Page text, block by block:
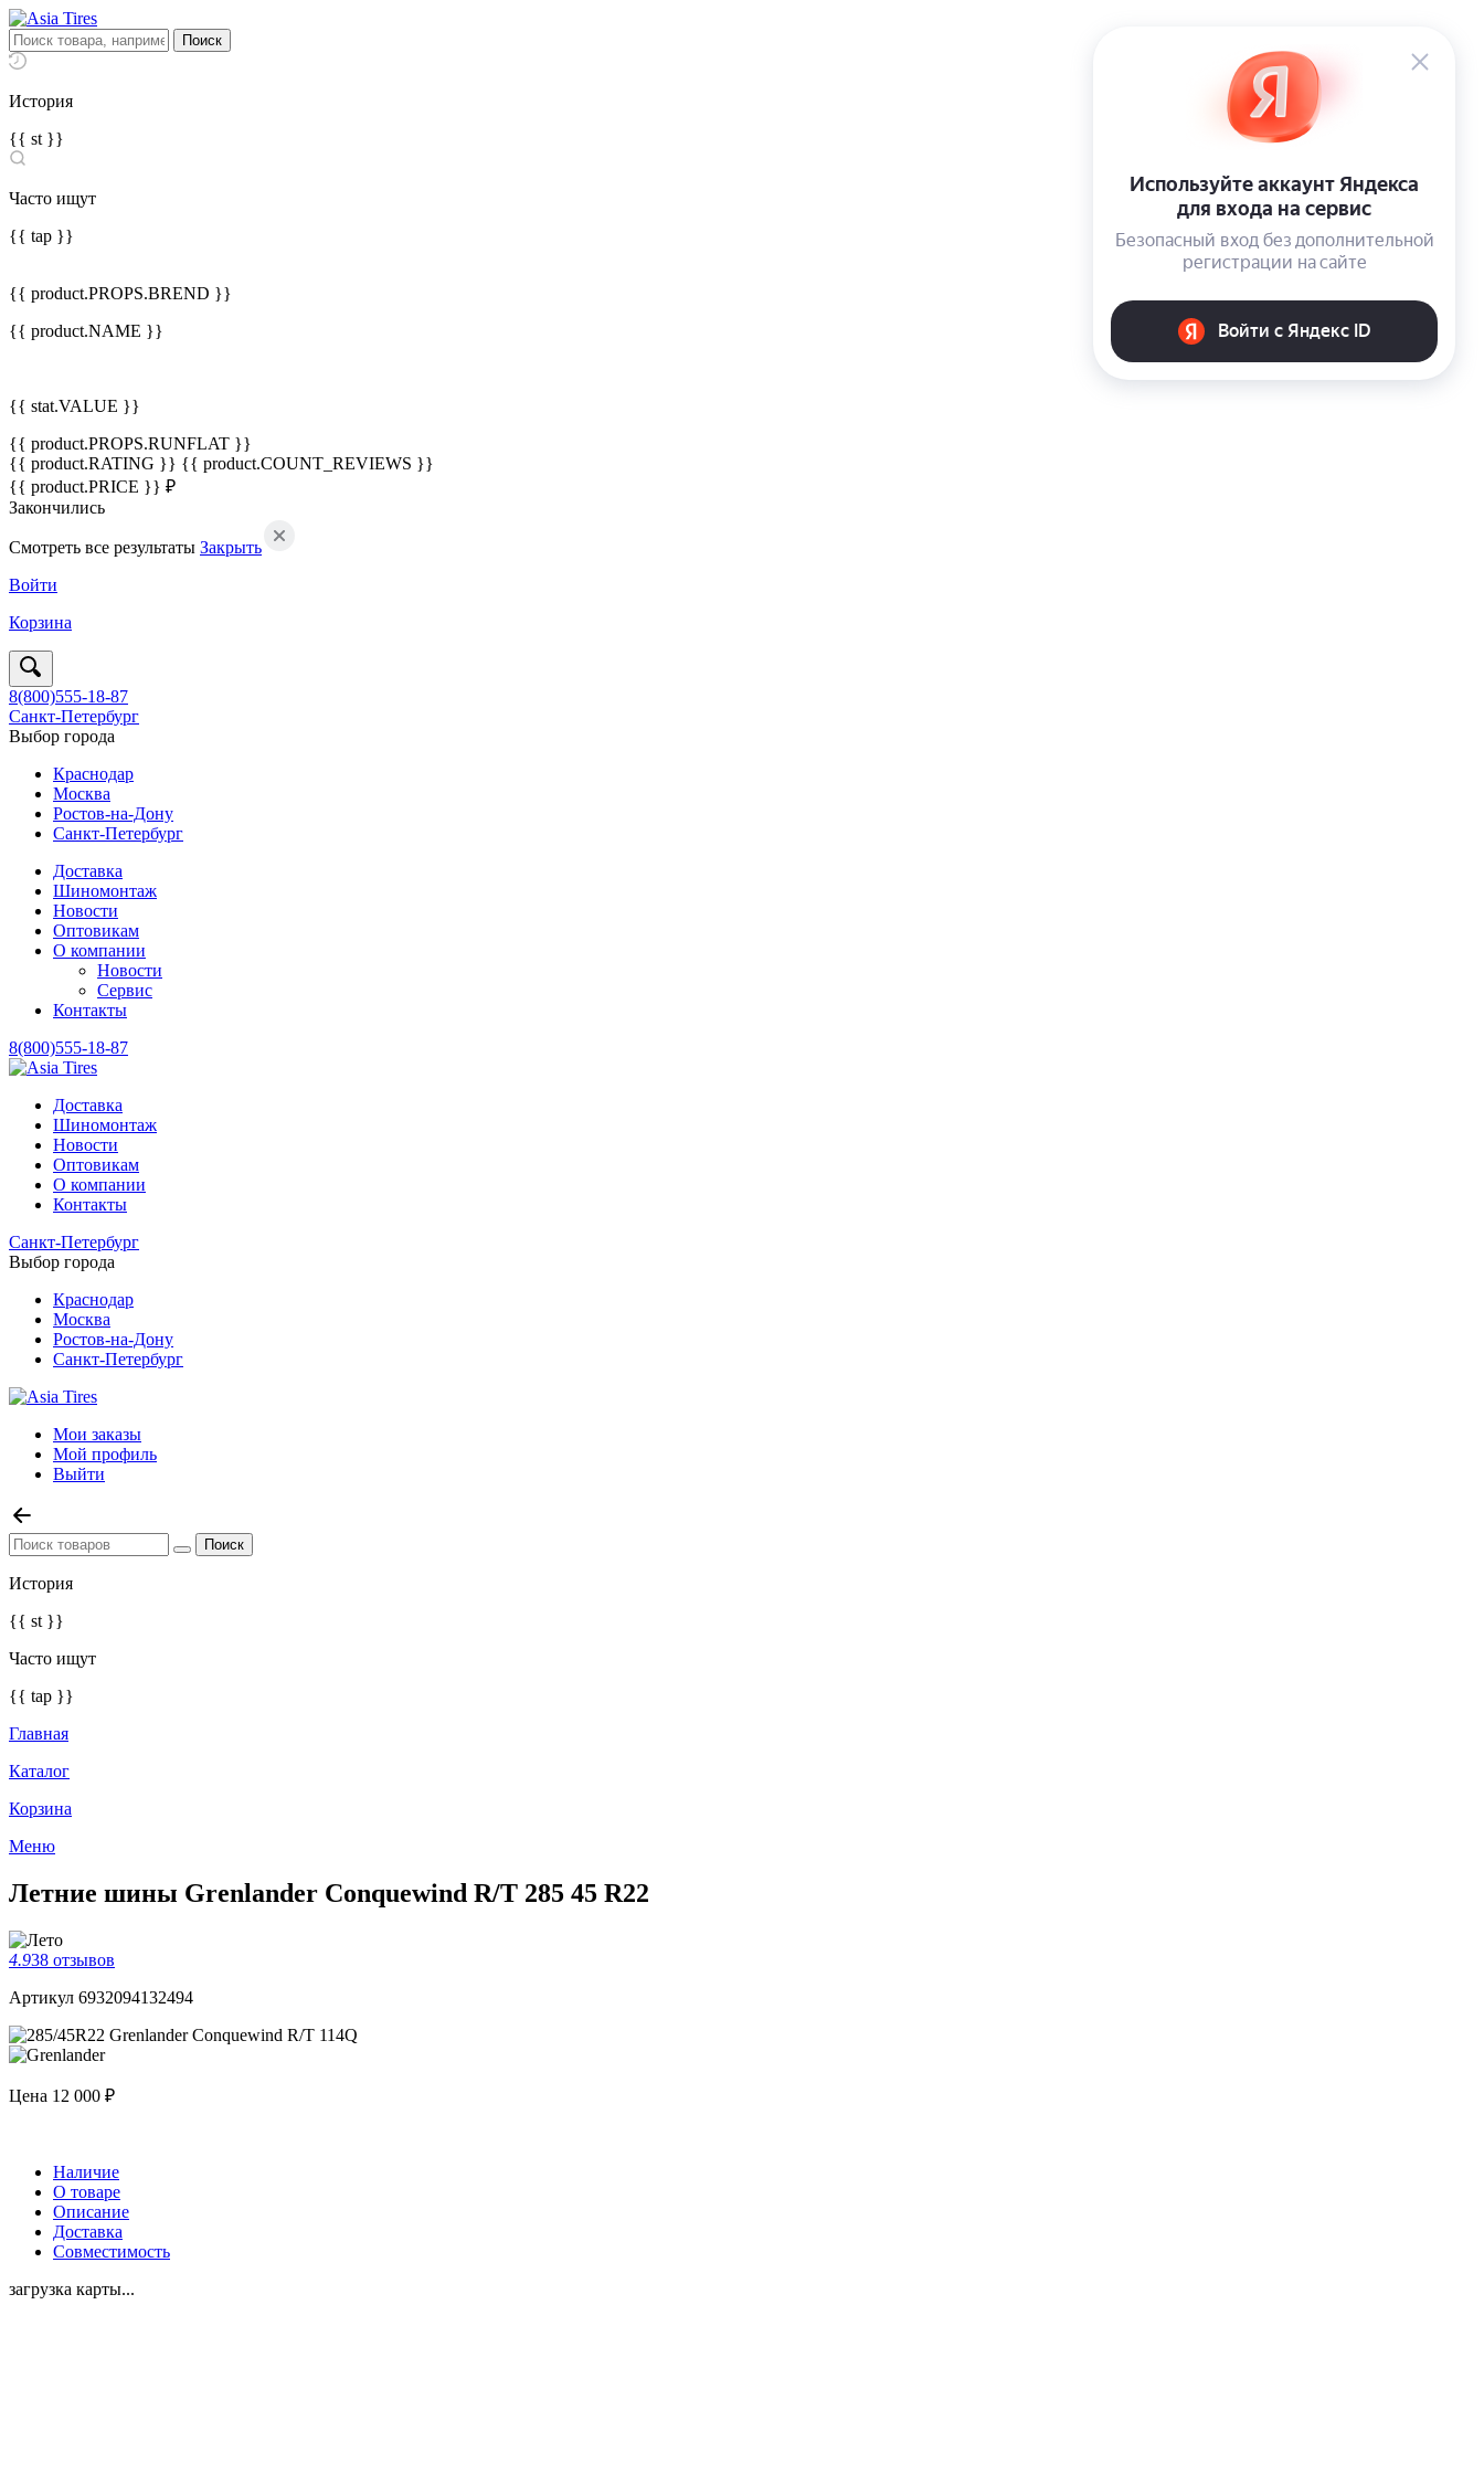
История
{{ st }}
Часто ищут
{{ tap }}
{{ product.PROPS.BREND }}
{{ product.NAME }}
{{ stat.VALUE }}
{{ product.PROPS.RUNFLAT }}
{{ product.RATING }} {{ product.COUNT_REVIEWS }}
{{ product.PRICE }} ₽
Закончились
Смотреть все результаты Закрыть
Войти
Корзина
8(800)555-18-87
Санкт-Петербург
Выбор города
Краснодар
Москва
Ростов-на-Дону
Санкт-Петербург
Доставка
Шиномонтаж
Новости
Оптовикам
О компании
Новости
Сервис
Контакты
8(800)555-18-87
Доставка
Шиномонтаж
Новости
Оптовикам
О компании
Контакты
Санкт-Петербург
Выбор города
Краснодар
Москва
Ростов-на-Дону
Санкт-Петербург
Мои заказы
Мой профиль
Выйти
История
{{ st }}
Часто ищут
{{ tap }}
Главная
Каталог
Корзина
Меню
Летние шины Grenlander Conquewind R/T 285 45 R22
4.938 отзывов
Артикул 6932094132494
Цена 12 000 ₽
Наличие
О товаре
Описание
Доставка
Совместимость
загрузка карты...